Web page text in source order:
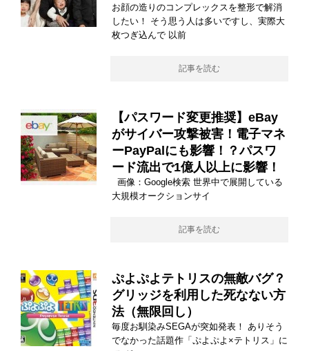
お顔の造りのコンプレックスを整形で解消
したい！ そう思う人は多いですし、実際大
枚つぎ込んで 以前
記事を読む
【パスワード変更推奨】eBay
がサイバー攻撃被害！電子マネ
ーPayPalにも影響！？パスワ
ード流出で1億人以上に影響！
画像：Google検索 世界中で展開している
大規模オークションサイ
記事を読む
ぷよぷよテトリスの無敵バグ？
グリッジを利用した死なない方
法（無限回し）
毎度お馴染みSEGAが突如発表！ ありそう
でなかった話題作「ぷよぷよ×テトリス」に